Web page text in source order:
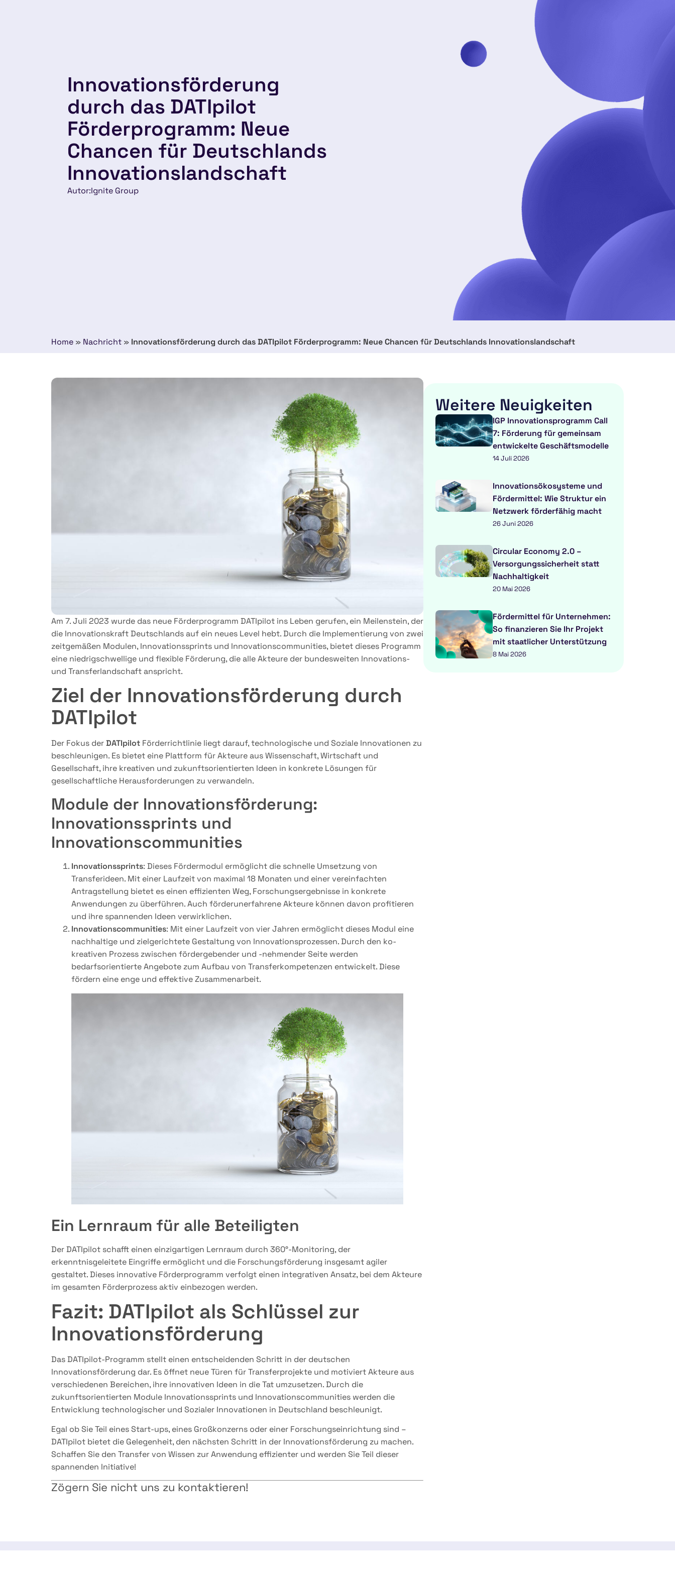
Innovationsförderung
durch das DATIpilot
Förderprogramm: Neue
Chancen für Deutschlands
Innovationslandschaft
Autor:Ignite Group
Home » Nachricht » Innovationsförderung durch das DATIpilot Förderprogramm: Neue Chancen für Deutschlands Innovationslandschaft
Am 7. Juli 2023 wurde das neue Förderprogramm DATIpilot ins Leben gerufen, ein Meilenstein, der
die Innovationskraft Deutschlands auf ein neues Level hebt. Durch die Implementierung von zwei
zeitgemäßen Modulen, Innovationssprints und Innovationscommunities, bietet dieses Programm
eine niedrigschwellige und flexible Förderung, die alle Akteure der bundesweiten Innovations-
und Transferlandschaft anspricht.
Ziel der Innovationsförderung durch
DATIpilot
Der Fokus derDATIpilot Förderrichtlinie liegt darauf, technologische und Soziale Innovationen zu
beschleunigen. Es bietet eine Plattform für Akteure aus Wissenschaft, Wirtschaft und
Gesellschaft, ihre kreativen und zukunftsorientierten Ideen in konkrete Lösungen für
gesellschaftliche Herausforderungen zu verwandeln.
Module der Innovationsförderung:
Innovationssprints und
Innovationscommunities
Innovationssprints: Dieses Fördermodul ermöglicht die schnelle Umsetzung von
Transferideen. Mit einer Laufzeit von maximal 18 Monaten und einer vereinfachten
Antragstellung bietet es einen effizienten Weg, Forschungsergebnisse in konkrete
Anwendungen zu überführen. Auch förderunerfahrene Akteure können davon profitieren
und ihre spannenden Ideen verwirklichen.
Innovationscommunities: Mit einer Laufzeit von vier Jahren ermöglicht dieses Modul eine
nachhaltige und zielgerichtete Gestaltung von Innovationsprozessen. Durch den ko-
kreativen Prozess zwischen fördergebender und -nehmender Seite werden
bedarfsorientierte Angebote zum Aufbau von Transferkompetenzen entwickelt. Diese
fördern eine enge und effektive Zusammenarbeit.
Ein Lernraum für alle Beteiligten
Der DATIpilot schafft einen einzigartigen Lernraum durch 360°-Monitoring, der
erkenntnisgeleitete Eingriffe ermöglicht und die Forschungsförderung insgesamt agiler
gestaltet. Dieses innovative Förderprogramm verfolgt einen integrativen Ansatz, bei dem Akteure
im gesamten Förderprozess aktiv einbezogen werden.
Fazit: DATIpilot als Schlüssel zur
Innovationsförderung
Das DATIpilot-Programm stellt einen entscheidenden Schritt in der deutschen
Innovationsförderung dar. Es öffnet neue Türen für Transferprojekte und motiviert Akteure aus
verschiedenen Bereichen, ihre innovativen Ideen in die Tat umzusetzen. Durch die
zukunftsorientierten Module Innovationssprints und Innovationscommunities werden die
Entwicklung technologischer und Sozialer Innovationen in Deutschland beschleunigt.
Egal ob Sie Teil eines Start-ups, eines Großkonzerns oder einer Forschungseinrichtung sind –
DATIpilot bietet die Gelegenheit, den nächsten Schritt in der Innovationsförderung zu machen.
Schaffen Sie den Transfer von Wissen zur Anwendung effizienter und werden Sie Teil dieser
spannenden Initiative!
Zögern Sie nicht uns zu kontaktieren!
Weitere Neuigkeiten
IGP Innovationsprogramm Call
7: Förderung für gemeinsam
entwickelte Geschäftsmodelle
14 Juli 2026
Innovationsökosysteme und
Fördermittel: Wie Struktur ein
Netzwerk förderfähig macht
26 Juni 2026
Circular Economy 2.0 –
Versorgungssicherheit statt
Nachhaltigkeit
20 Mai 2026
Fördermittel für Unternehmen:
So finanzieren Sie Ihr Projekt
mit staatlicher Unterstützung
8 Mai 2026